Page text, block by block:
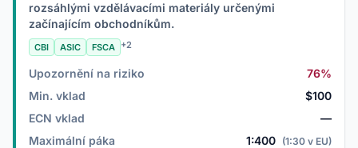
rozsáhlými vzdělávacími materiály určenými
začínajícím obchodníkům.
CBI ASIC FSCA +2
Upozornění na riziko
76%
Min. vklad
$100
ECN vklad
—
Maximální páka
1:400 (1:30 v EU)